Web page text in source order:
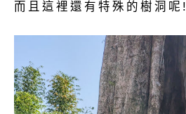
而且這裡還有特殊的樹洞呢!